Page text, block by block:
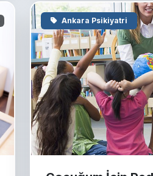
Ankara Psikiyatri